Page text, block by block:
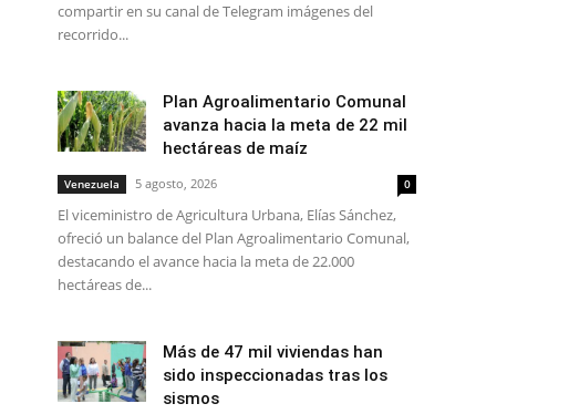
compartir en su canal de Telegram imágenes del
recorrido...
Plan Agroalimentario Comunal
avanza hacia la meta de 22 mil
hectáreas de maíz
Venezuela 5 agosto, 2026 0
El viceministro de Agricultura Urbana, Elías Sánchez,
ofreció un balance del Plan Agroalimentario Comunal,
destacando el avance hacia la meta de 22.000
hectáreas de...
Más de 47 mil viviendas han
sido inspeccionadas tras los
sismos